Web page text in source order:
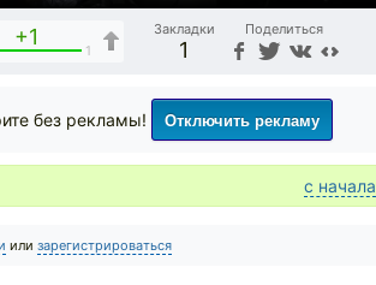
+1
1
Закладки
1
Поделиться
без рекламы! Отключить рекламу
с начала
или зарегистрироваться